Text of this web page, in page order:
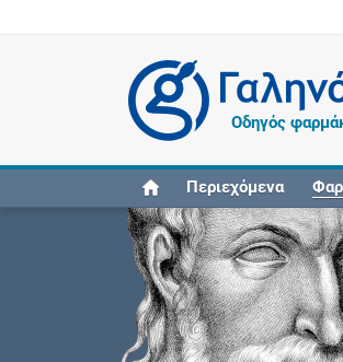
Οδηγός
Περιεχόμενα